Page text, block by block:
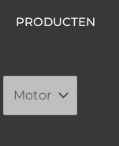
PRODUCTEN